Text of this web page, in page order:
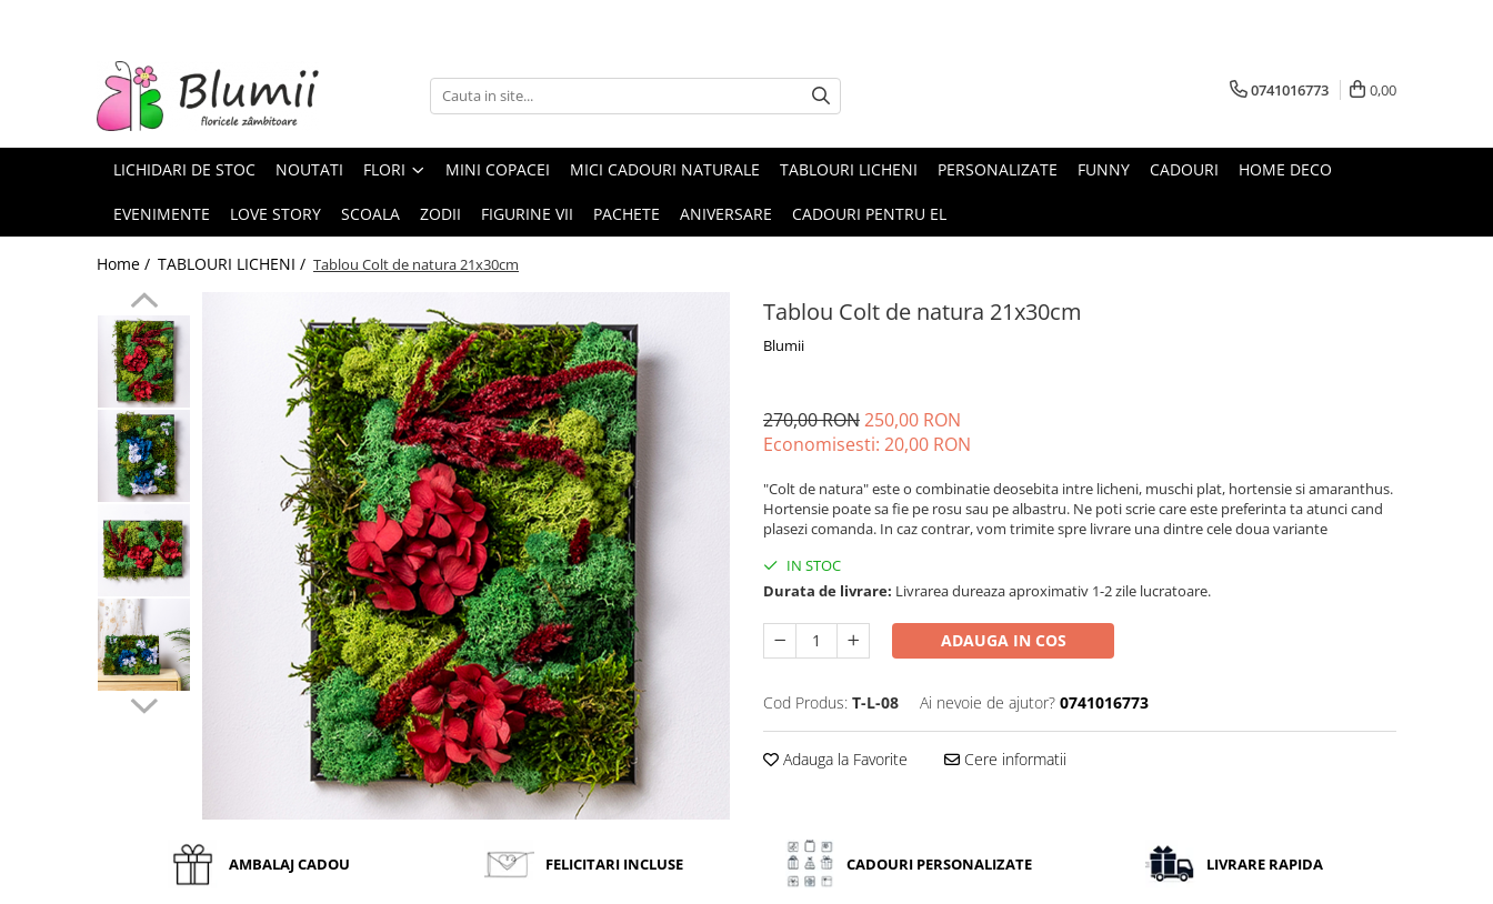
FLORI NATURALE
BUCHETE
ARANJAMENTE
INAPOI LA SCOALA
FLORI CRIOGENATE
0741016773 0,00
LICHIDARI DE STOC NOUTATI FLORI MINI COPACEI MICI CADOURI NATURALE TABLOURI LICHENI PERSONALIZATE FUNNY CADOURI HOME DECO
EVENIMENTE LOVE STORY SCOALA ZODII FIGURINE VII PACHETE ANIVERSARE CADOURI PENTRU EL
Home / TABLOURI LICHENI / Tablou Colt de natura 21x30cm
Tablou Colt de natura 21x30cm
Blumii
270,00 RON250,00 RON
Economisesti: 20,00 RON
"Colt de natura" este o combinatie deosebita intre licheni, muschi plat, hortensie si amaranthus.
Hortensie poate sa fie pe rosu sau pe albastru. Ne poti scrie care este preferinta ta atunci cand
plasezi comanda. In caz contrar, vom trimite spre livrare una dintre cele doua variante
IN STOC
Durata de livrare: Livrarea dureaza aproximativ 1-2 zile lucratoare.
ADAUGA IN COS
Cod Produs: T-L-08 Ai nevoie de ajutor? 0741016773
Adauga la Favorite Cere informatii
AMBALAJ CADOU FELICITARI INCLUSE CADOURI PERSONALIZATE LIVRARE RAPIDA